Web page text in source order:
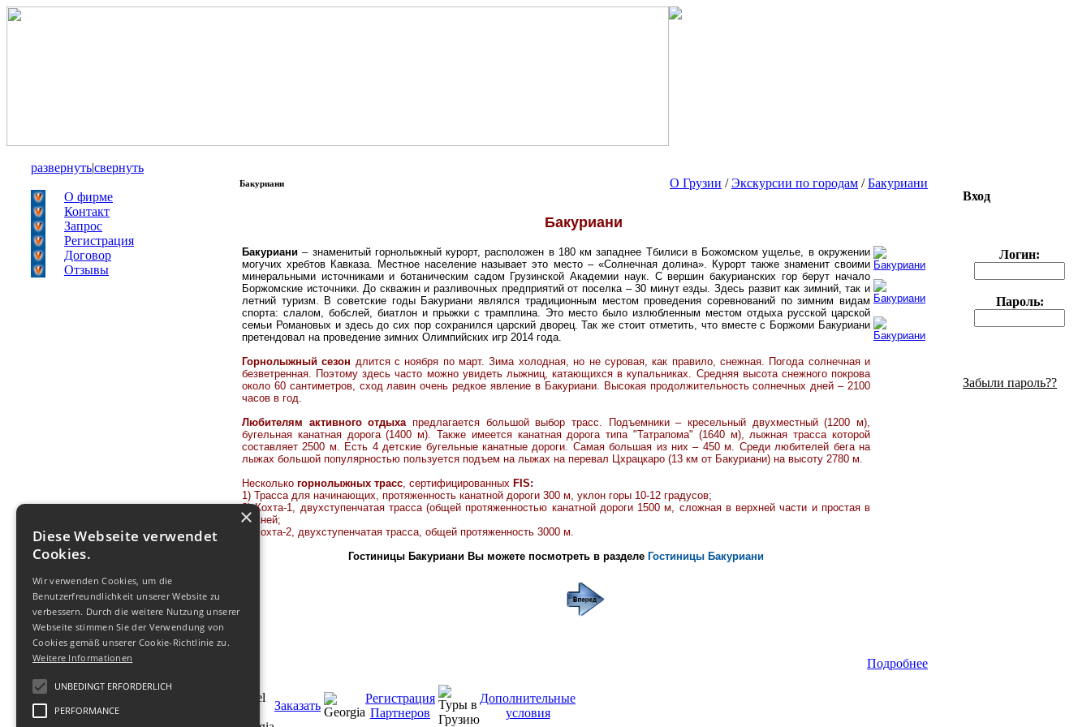
развернуть|свернуть
О фирме
Контакт
Запрос
Регистрация
Договор
Отзывы
Бакуриани О Грузии /Экскурсии по городам /Бакуриани
Бакуриани
Бакуриани – знаменитый горнолыжный курорт, расположен в 180 км западнее Тбилиси в Божомском ущелье, в окружении
могучих хребтов Кавказа. Местное население называет это место – «Солнечная долина». Курорт также знаменит своими
минеральными источниками и ботаническим садом Грузинской Академии наук. С вершин бакурианских гор берут начало
Боржомские источники. До скважин и разливочных предприятий от поселка – 30 минут езды. Здесь развит как зимний, так и
летний туризм. В советские годы Бакуриани являлся традиционным местом проведения соревнований по зимним видам
спорта: слалом, бобслей, биатлон и прыжки с трамплина. Это место было излюбленным местом отдыха русской царской
семьи Романовых и здесь до сих пор сохранился царский дворец. Так же стоит отметить, что вместе с Боржоми Бакуриани
претендовал на проведение зимних Олимпийских игр 2014 года.
Горнолыжный сезон длитсяс ноября по март. Зима холодная, но не суровая, как правило, снежная. Погода солнечная и
безветренная. Поэтому здесь часто можно увидеть лыжниц, катающихся в купальниках. Средняя высота снежного покрова
около 60 сантиметров, сход лавин очень редкое явление в Бакуриани. Высокая продолжительность солнечных дней–2100
часов в год.
Любителям активного отдыхапредлагается большой выбор трасс. Подъемники–кресельный двухместный (1200 м),
бугельная канатная дорога (1400 м). Также имеется канатная дорога типа "Татрапома" (1640 м), лыжнаятрасса которой
составляет 2500 м. Есть 4 детские бугельные канатные дороги. Самая большая из них–450 м. Среди любителей бега на
лыжах большой популярностью пользуется подъем на лыжах на перевал Цхрацкаро (13 км от Бакуриани) на высоту 2780 м.
Несколько горнолыжных трасс, сертифицированных FIS:
1) Трасса для начинающих, протяженность канатной дороги 300 м, уклон горы 10-12 градусов;
2) Кохта-1, двухступенчатая трасса (общей протяженностью канатной дороги 1500 м, сложная в верхней части и простая в
нижней;
3) Кохта-2, двухступенчатая трасса, общей протяженность 3000 м.
Гостиницы Бакуриани Вы можете посмотреть в разделе Гостиницы Бакуриани
Подробнее
Заказать
Регистрация
Партнеров
Дополнительные
условия
Вход
Логин:
Пароль:
Забыли пароль??
×
Diese Webseite verwendet
Cookies.
Wir verwenden Cookies, um die
Benutzerfreundlichkeit unserer Website zu
verbessern. Durch die weitere Nutzung unserer
Webseite stimmen Sie der Verwendung von
Cookies gemäß unserer Cookie-Richtlinie zu.
Weitere Informationen
UNBEDINGT ERFORDERLICH
PERFORMANCE